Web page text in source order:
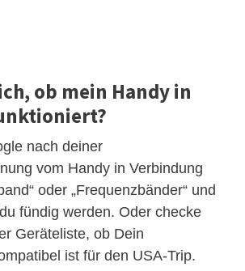
ob mein Handy in
nach deiner
vom Handy in Verbindung
oder „Frequenzbänder“ und
fündig werden. Oder checke
Geräteliste, ob Dein
ist für den USA-Trip.